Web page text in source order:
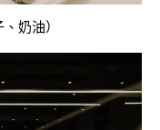
奶油）